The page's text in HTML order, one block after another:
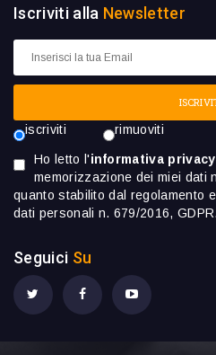
Iscriviti alla Newsletter
iscriviti rimuoviti
Ho letto l'informativa privacy
memorizzazione dei miei dati
quanto stabilito dal regolamento
dati personali n. 679/2016, GDPR.
Seguici Su